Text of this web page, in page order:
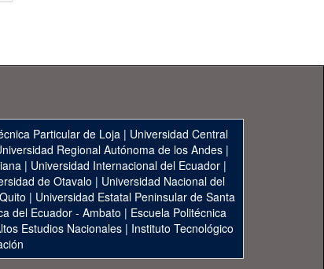
Particular de Loja | Universidad Central
Regional Autónoma de los Andes|
| Universidad Internacional del Ecuador|
de Otavalo | Universidad Nacional del
| Universidad Estatal Peninsular de Santa
del Ecuador - Ambato | Escuela Politécnica
Estudios Nacionales | Instituto Tecnológico